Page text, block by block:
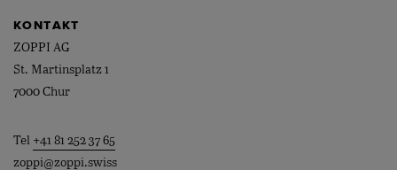
KONTAKT
ZOPPI AG
St. Martinsplatz 1
7000 Chur
Tel +41 81 252 37 65
zoppi@zoppi.swiss